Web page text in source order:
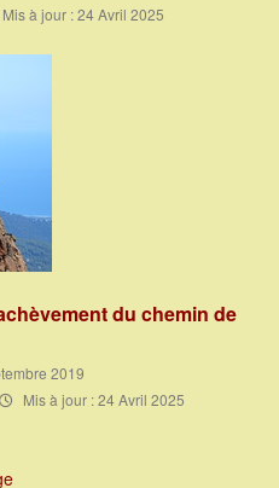
Mis à jour : 24 Avril 2025
du chemin de
2019
Mis à jour : 24 Avril 2025